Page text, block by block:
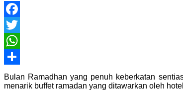
Facebook
Twitter
WhatsApp
Share
Bulan Ramadhan yang penuh keberkatan
menarik buffet ramadan yang ditawarkan oleh